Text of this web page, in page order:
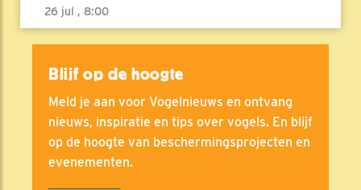
26 jul , 8:00
Blijf op de hoogte
Meld je aan voor Vogelnieuws en ontvang
nieuws, inspiratie en tips over vogels. En blijf
op de hoogte van beschermingsprojecten en
evenementen.